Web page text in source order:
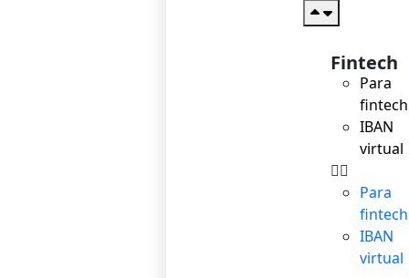
Fintech
Para
fintech
IBAN
virtual
Para
fintech
IBAN
virtual